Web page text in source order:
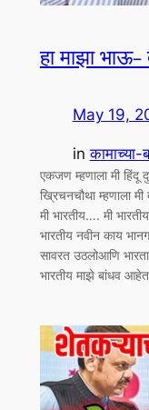
हा माझा
May 19,
inकामाच्या-
एकजण म्हणाला मी हिंदू
ख्रिचनचौथा म्हणाला मी
मी भारतीय…. मी
भारतीय नवीन काय
सावरत उठलोआणि
भारतीय माझे बांधव